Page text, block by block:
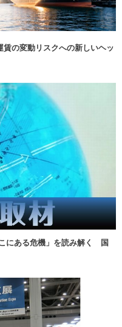
の変動リスクへの新しいヘッ
にある危機」を読み解く 国